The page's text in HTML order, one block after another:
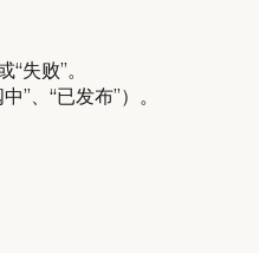
失败”。
、“已发布”）。